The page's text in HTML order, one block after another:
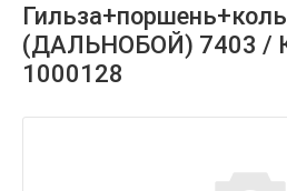
(ДАЛЬНОБОЙ) 7403 /
1000128